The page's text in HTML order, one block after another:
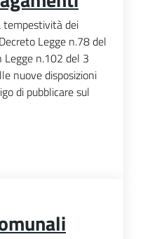
tempestività dei
Legge n.78 del
n.102 del 3
nuove disposizioni
di pubblicare sul